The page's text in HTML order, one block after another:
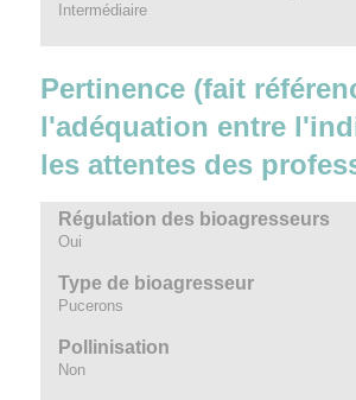
Intermédiaire
Pertinence (fait
l'adéquation entre
les attentes des
Régulation des bioagresseurs
Oui
Type de bioagresseur
Pucerons
Pollinisation
Non